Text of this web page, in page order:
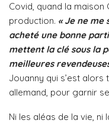
Covid, quand la
production. « Je ne me
acheté une bonne
mettent la clé sous la
meilleures
Jouanny qui s’est
allemand, pour garnir
Ni les aléas de la vie, ni